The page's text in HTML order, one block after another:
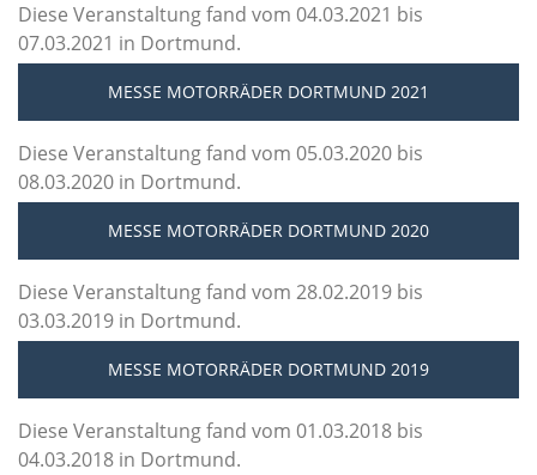
Diese Veranstaltung fand vom 04.03.2021 bis
07.03.2021 in Dortmund.
MESSE MOTORRÄDER DORTMUND 2021
Diese Veranstaltung fand vom 05.03.2020 bis
08.03.2020 in Dortmund.
MESSE MOTORRÄDER DORTMUND 2020
Diese Veranstaltung fand vom 28.02.2019 bis
03.03.2019 in Dortmund.
MESSE MOTORRÄDER DORTMUND 2019
Diese Veranstaltung fand vom 01.03.2018 bis
04.03.2018 in Dortmund.